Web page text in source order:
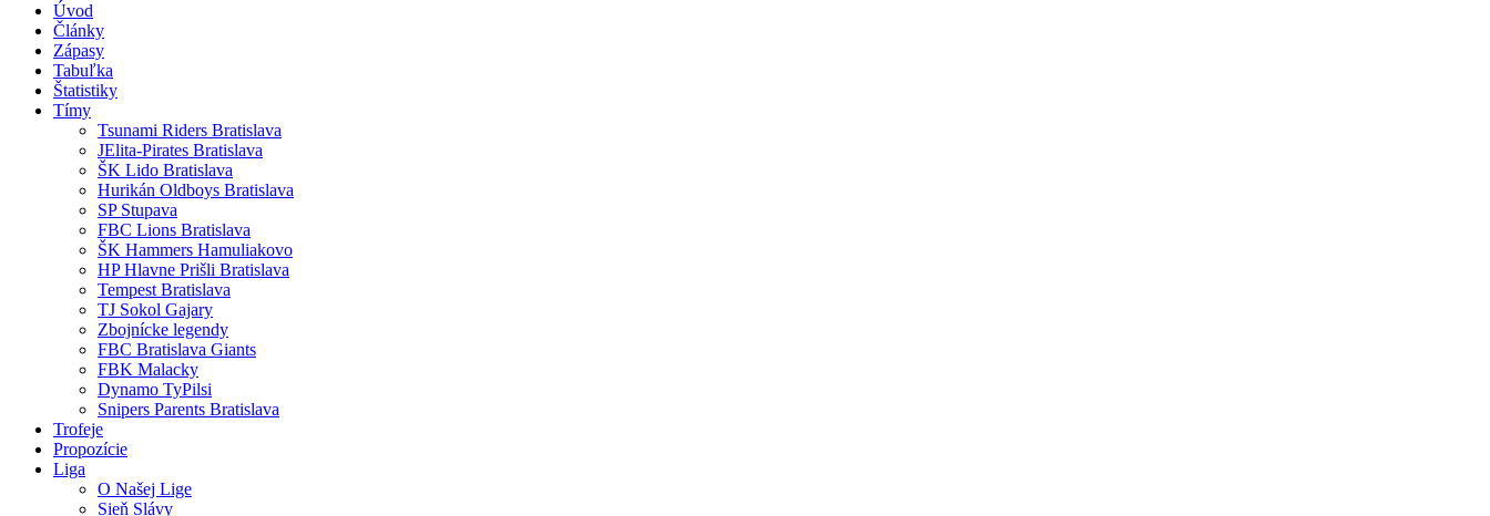
Úvod
Články
Zápasy
Tabuľka
Štatistiky
Tímy
Tsunami Riders Bratislava
JElita-Pirates Bratislava
ŠK Lido Bratislava
Hurikán Oldboys Bratislava
SP Stupava
FBC Lions Bratislava
ŠK Hammers Hamuliakovo
HP Hlavne Prišli Bratislava
Tempest Bratislava
TJ Sokol Gajary
Zbojnícke legendy
FBC Bratislava Giants
FBK Malacky
Dynamo TyPilsi
Snipers Parents Bratislava
Trofeje
Propozície
Liga
O Našej Lige
Sieň Slávy